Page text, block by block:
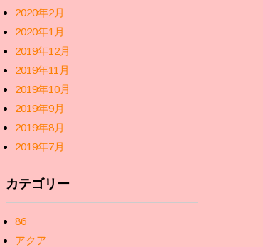
2020年2月
2020年1月
2019年12月
2019年11月
2019年10月
2019年9月
2019年8月
2019年7月
カテゴリー
86
アクア